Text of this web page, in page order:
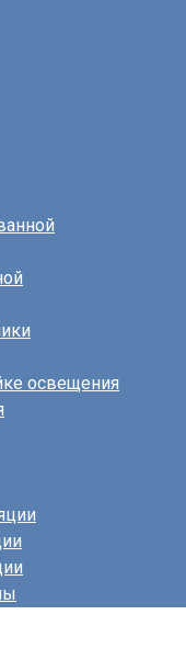
освещения